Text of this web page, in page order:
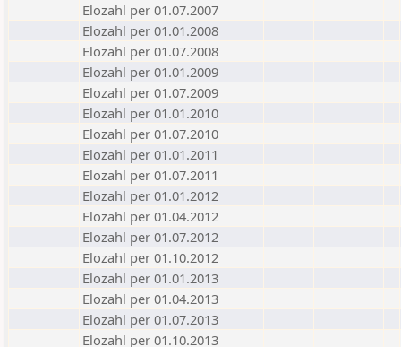
Elozahl per 01.07.2007
Elozahl per 01.01.2008
Elozahl per 01.07.2008
Elozahl per 01.01.2009
Elozahl per 01.07.2009
Elozahl per 01.01.2010
Elozahl per 01.07.2010
Elozahl per 01.01.2011
Elozahl per 01.07.2011
Elozahl per 01.01.2012
Elozahl per 01.04.2012
Elozahl per 01.07.2012
Elozahl per 01.10.2012
Elozahl per 01.01.2013
Elozahl per 01.04.2013
Elozahl per 01.07.2013
Elozahl per 01.10.2013